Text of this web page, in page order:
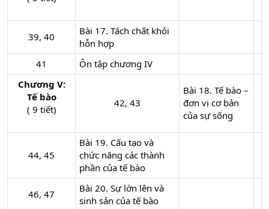
39, 40​
Bài 17. Tách chất khỏi
hỗn hợp
41​
Ôn tập chương IV
Chương V:
Tế bào
( 9 tiết)
42, 43​
Bài 18. Tế bào –
đơn vị cơ bản
của sự sống
44, 45​
Bài 19. Cấu tạo và
chức năng các thành
phần của tế bào
46, 47​
Bài 20. Sự lớn lên và
sinh sản của tế bào